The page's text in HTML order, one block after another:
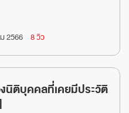
2566 8 วิว
นิติบุคคลที่เคยมีประวัติ